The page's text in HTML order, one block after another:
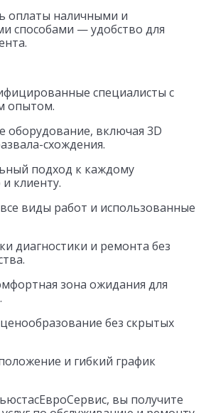
оплаты наличными и
способами — удобство для
специалисты с
опытом.
оборудование, включая 3D
схождения.
подход к каждому
клиенту.
виды работ и использованные
диагностики и ремонта без
зона ожидания для
без скрытых
и гибкий график
вы получите